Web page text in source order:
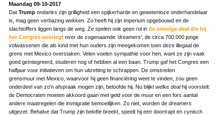
Maandag 09-10-2017
Dat Trumpondanks zijn grilligheid een spijkerharde en gewetenloze onderhandelaar
is, mag geen verbazing wekken. Zo heeft hij zijn imperium opgebouwd en de
slachtoffers liggen langs de weg. Ze spelen ook geen rol in de smerige dealdie hij
het Congres voorlegt over de zogenaamde 'dreamers', de circa 700.000 jonge
volwassenen die als kind met hun ouders zijn meegekomen toen deze illegaal de
grens met Mexico overstaken. Velen voelen sympathie voor hen, want ze zijn vaak
goed geïntegreerd, studeren nog of hebben al een baan. Trump gaf het Congres een
halfjaar voor initiatieven om hun uitzetting te schrappen. De omstreden
grensmuur met Mexico, waarvoor hij geen financiëring weet te vinden, zou geen
onderdeel van zo'n afspraak mogen zijn, beloofde hij. Nu blijkt welke dealhij voorstelt:
de Democraten moeten akkoord gaan met geld voor de muur en een fors aantal
andere maatregelen die immigratie bemoeilijken. Zo niet, worden de dreamers
uitgezet. Behalve dat Trump zijn belofte breekt, speelt hij een doortrapt en cynisch